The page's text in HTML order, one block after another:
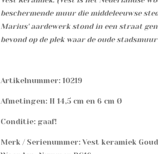
beschermende muur die middeleeuwse
Marius' aardewerk stond in een straat
bevond op de plek waar de oude
Artikelnummer: 10219
Afmetingen: H 14,5 cm en 6 cm Ø
Conditie: gaaf!
Merk / Serienummer: Vest keramiek